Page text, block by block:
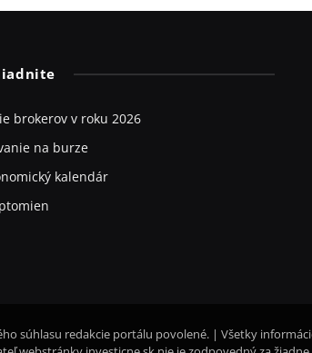
brokerov v roku 2026
na burze
kalendár
súhlasu redakcie portálu povolené. | Všetky